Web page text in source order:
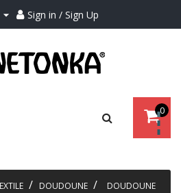
 Sign in / Sign Up
0
DOUDOUNE
DOUDOUNE